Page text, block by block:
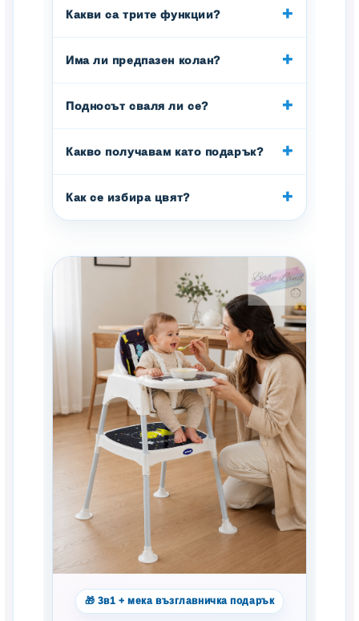
Какви са трите функции?
Има ли предпазен колан?
Подносът сваля ли се?
Какво получавам като подарък?
Как се избира цвят?
🎁 3в1 + мека възглавничка подарък